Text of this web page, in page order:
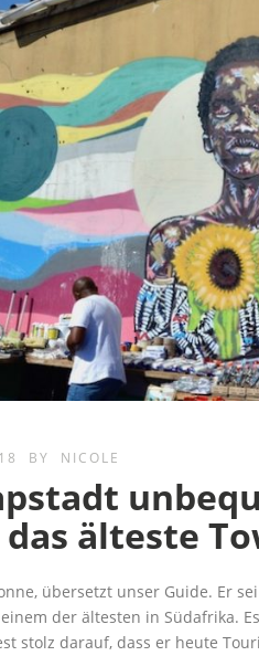
BY NICOLE
älteste
übersetzt unser Guide. Er
der ältesten in Südafrika.
stolz darauf, dass er heute